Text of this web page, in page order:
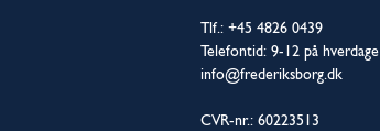
Tlf.: +45 4826 0439
Telefontid: 9-12 på hverdage
info@frederiksborg.dk
CVR-nr.: 60223513